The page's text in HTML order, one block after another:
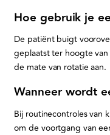
Hoe gebruik je
De patiënt buigt
geplaatst ter hoogte
de mate van rotatie aan.
Wanneer wordt
Bij routinecontroles van
om de voortgang van